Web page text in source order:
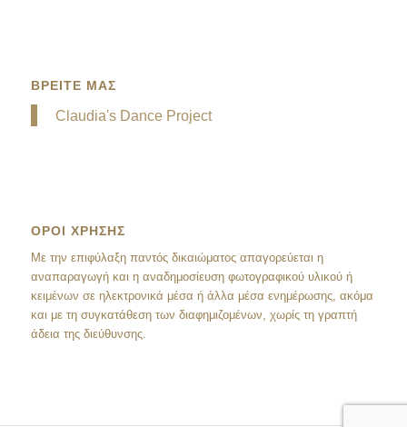
ΒΡΕΙΤΕ ΜΑΣ
Claudia's Dance Project
ΟΡΟΙ ΧΡΗΣΗΣ
Mε την επιφύλαξη παντός δικαιώματος απαγορεύεται η
αναπαραγωγή και η αναδημοσίευση φωτογραφικού υλικού ή
κειμένων σε ηλεκτρονικά μέσα ή άλλα μέσα ενημέρωσης, ακόμα
και με τη συγκατάθεση των διαφημιζομένων, χωρίς τη γραπτή
άδεια της διεύθυνσης.